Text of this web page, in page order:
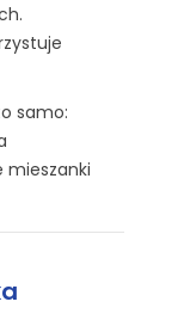
samo:
mieszanki